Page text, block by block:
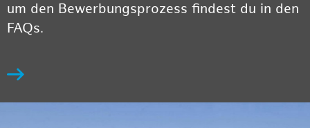
um den Bewerbungsprozess findest du in den
FAQs.